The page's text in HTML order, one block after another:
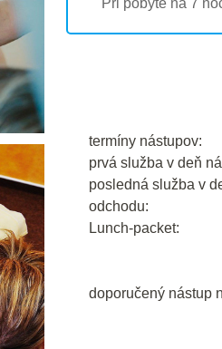
Pri pobyte na 7
termíny nástupov:
prvá služba v deň
posledná služba v
odchodu:
Lunch-packet:
doporučený nástup